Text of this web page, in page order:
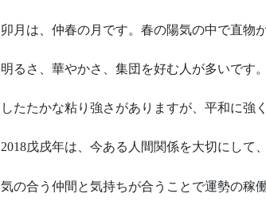
卯月は、仲春の月です。春の陽気の中で直物
明るさ、華やかさ、集団を好む人が多いです。
したたかな粘り強さがありますが、平和に強
2018戊戌年は、今ある人間関係を大切にして
気の合う仲間と気持ちが合うことで運勢の稼